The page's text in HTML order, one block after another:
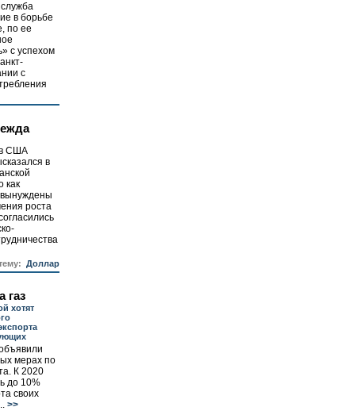
в борьбе
по ее
с успехом
с
США
в
как
вынуждены
роста
Доллар
газ
хотят
мерах по
К 2020
до 10%
своих
>>